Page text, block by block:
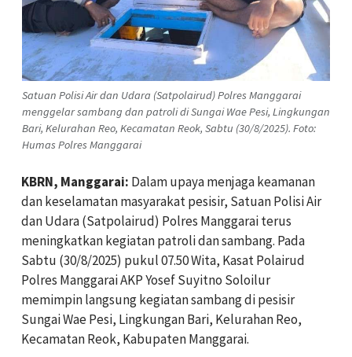
Satuan Polisi Air dan Udara (Satpolairud) Polres Manggarai
menggelar sambang dan patroli di Sungai Wae Pesi, Lingkungan
Bari, Kelurahan Reo, Kecamatan Reok, Sabtu (30/8/2025). Foto:
Humas Polres Manggarai
KBRN, Manggarai: Dalam upaya menjaga keamanan
dan keselamatan masyarakat pesisir, Satuan Polisi Air
dan Udara (Satpolairud) Polres Manggarai terus
meningkatkan kegiatan patroli dan sambang. Pada
Sabtu (30/8/2025) pukul 07.50 Wita, Kasat Polairud
Polres Manggarai AKP Yosef Suyitno Soloilur
memimpin langsung kegiatan sambang di pesisir
Sungai Wae Pesi, Lingkungan Bari, Kelurahan Reo,
Kecamatan Reok, Kabupaten Manggarai.